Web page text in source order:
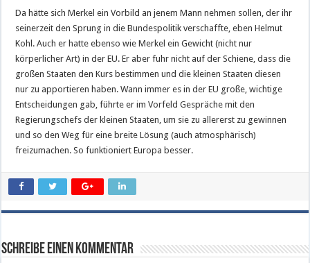
Da hätte sich Merkel ein Vorbild an jenem Mann nehmen sollen, der ihr
seinerzeit den Sprung in die Bundespolitik verschaffte, eben Helmut
Kohl. Auch er hatte ebenso wie Merkel ein Gewicht (nicht nur
körperlicher Art) in der EU. Er aber fuhr nicht auf der Schiene, dass die
großen Staaten den Kurs bestimmen und die kleinen Staaten diesen
nur zu apportieren haben. Wann immer es in der EU große, wichtige
Entscheidungen gab, führte er im Vorfeld Gespräche mit den
Regierungschefs der kleinen Staaten, um sie zu allererst zu gewinnen
und so den Weg für eine breite Lösung (auch atmosphärisch)
freizumachen. So funktioniert Europa besser.
Schreibe einen Kommentar